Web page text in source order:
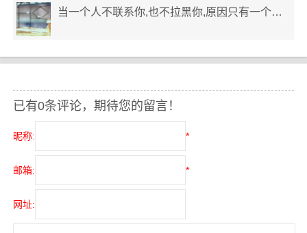
当一个人不联系你,也不拉黑你,原因只有一个…
已有0条评论，期待您的留言！
昵称: *
邮箱: *
网址: